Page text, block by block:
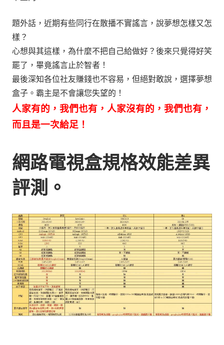
題外話，近期有些同行在散播不實謠言，說夢想怎樣又怎
樣？
心想與其這樣，為什麼不把自己給做好？後來只覺得好笑
罷了，畢竟謠言止於智者！
最後深知各位社友賺錢也不容易，但絕對敢說，選擇夢想
盒子。霸主是不會讓您失望的！
人家有的，我們也有，人家沒有的，我們也有，
而且是一次給足！
網路電視盒規格效能差異
評測。